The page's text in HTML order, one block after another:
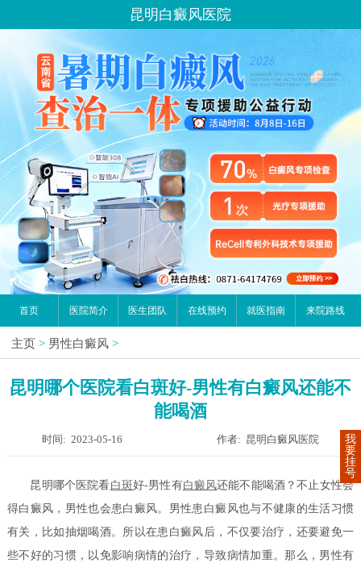
昆明白癜风医院
首页 医院简介 医生团队 在线预约 就医指南 来院路线
主页 > 男性白癜风 >
昆明哪个医院看白斑好-男性有白癜风还能不
能喝酒
时间: 2023-05-16 作者: 昆明白癜风医院
昆明哪个医院看白斑好-男性有白癜风还能不能喝酒？不止女性会
得白癜风，男性也会患白癜风。男性患白癜风也与不健康的生活习惯
有关，比如抽烟喝酒。所以在患白癜风后，不仅要治疗，还要避免一
些不好的习惯，以免影响病情的治疗，导致病情加重。那么，男性有
我
要
挂
号